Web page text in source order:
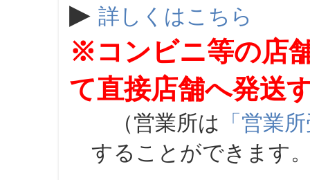
▶ 詳しくはこちら
※コンビニ等の店
て直接店舗へ発送
（営業所は 「営業
することができます